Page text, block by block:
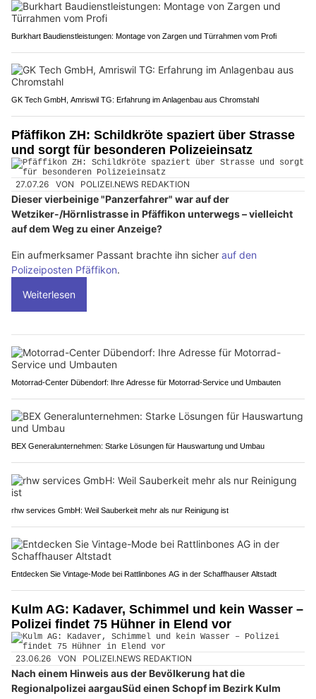
Restaurant Seeblick Wägital: Eventlocation für Hochzeiten und Feste
Burkhart Baudienstleistungen: Montage von Zargen und Türrahmen vom Profi
GK Tech GmbH, Amriswil TG: Erfahrung im Anlagenbau aus Chromstahl
Pfäffikon ZH: Schildkröte spaziert über Strasse
und sorgt für besonderen Polizeieinsatz
27.07.26 VON POLIZEI.NEWS REDAKTION
Wetziker-/Hörnlistrasse in Pfäffikon unterwegs – vielleicht
auf dem Weg zu einer Anzeige?
Ein aufmerksamer Passant brachte ihn sicher
Motorrad-Center Dübendorf: Ihre Adresse für Motorrad-Service und Umbauten
BEX Generalunternehmen: Starke Lösungen für Hauswartung und Umbau
rhw services GmbH: Weil Sauberkeit mehr als nur Reinigung ist
Entdecken Sie Vintage-Mode bei Rattlinbones AG in der Schaffhauser Altstadt
Kulm AG: Kadaver, Schimmel und kein Wasser –
Polizei findet 75 Hühner in Elend vor